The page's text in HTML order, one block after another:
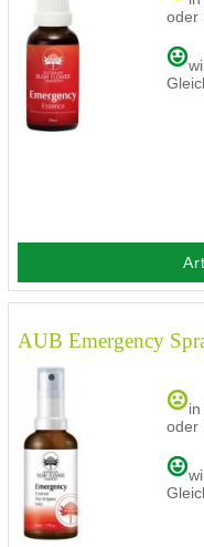
oder
AUB Emergency
oder